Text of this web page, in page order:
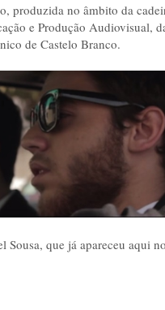
produzida no âmbito da
e Produção Audiovisual,
de Castelo Branco.
Sousa, que já apareceu aqui